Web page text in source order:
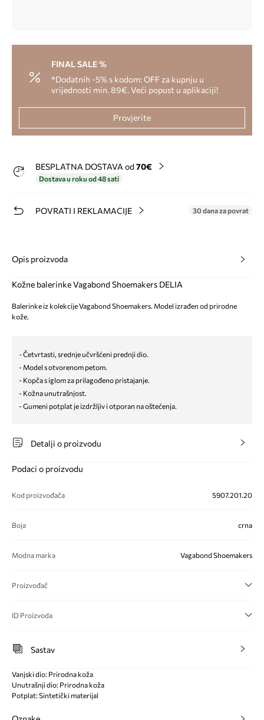
FINAL SALE %
*Dodatnih -5% s kodom: OFF za kupnju u
vrijednosti min. 89€. Veći popust u aplikaciji!
Provjerite
BESPLATNA DOSTAVA od 70€
Dostava u roku od 48 sati
POVRATI I REKLAMACIJE 30 dana za povrat
Opis proizvoda
Kožne balerinke Vagabond Shoemakers DELIA
Balerinke iz kolekcije Vagabond Shoemakers. Model izrađen od prirodne
kože.
- Četvrtasti, srednje učvršćeni prednji dio.
- Model s otvorenom petom.
- Kopča s iglom za prilagođeno pristajanje.
- Kožna unutrašnjost.
- Gumeni potplat je izdržljiv i otporan na oštećenja.
Detalji o proizvodu
Podaci o proizvodu
Kod proizvođača 5907.201.20
Boja crna
Modna marka Vagabond Shoemakers
Proizvođač
ID Proizvoda
Sastav
Vanjski dio: Prirodna koža
Unutrašnji dio: Prirodna koža
Potplat: Sintetički materijal